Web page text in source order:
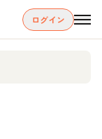
ログイン